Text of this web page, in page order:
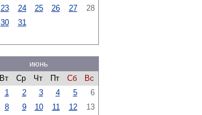
23 24 25 26 27
28
30 31
июнь
Вт Ср Чт Пт Сб
Вс
1
2 3 4 5
6
8 9 10 11 12
13